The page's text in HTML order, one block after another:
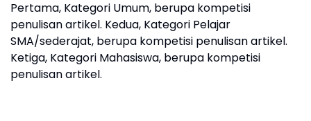
Pertama, Kategori Umum, berupa kompetisi
penulisan artikel. Kedua, Kategori Pelajar
SMA/sederajat, berupa kompetisi penulisan artikel.
Ketiga, Kategori Mahasiswa, berupa kompetisi
penulisan artikel.